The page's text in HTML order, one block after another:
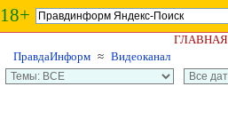
18+
ГЛАВНАЯ
ПравдаИнформ ≈ Видеоканал